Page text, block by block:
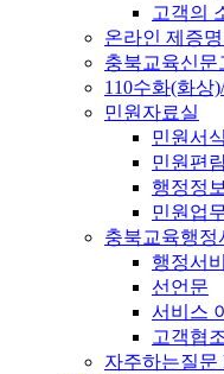
고객의
온라인 제증
충북교육신문
110수화(화상
민원자료실
민원서식
민원편
행정정
민원업
충북교육행정
행정서
선언문
서비스
고객협
자주하는질문